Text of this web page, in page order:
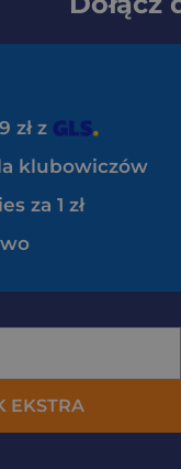
zł z
klubowiczów
za 1 zł
EKSTRA